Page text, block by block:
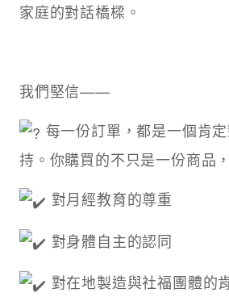
家庭的對話橋樑。
我們堅信——
每一份訂單，都是一個肯
持。你購買的不只是一份商品
對月經教育的尊重
對身體自主的認同
對在地製造與社福團體的